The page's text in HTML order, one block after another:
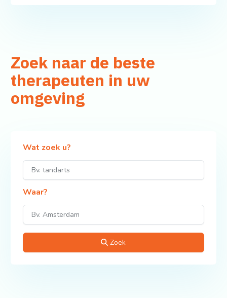
Zoek naar de beste
therapeuten in uw
omgeving
Wat zoek u?
Waar?
Zoek